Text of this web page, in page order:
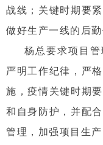
战线；关键时期要
做好生产一线的后勤
杨总要求项目管
严明工作纪律，严
施，疫情关键时期
和自身防护，并配
管理，加强项目生产